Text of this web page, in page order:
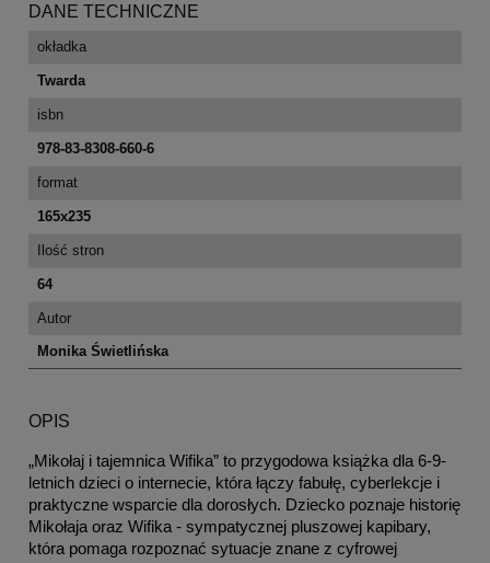
DANE TECHNICZNE
okładka
Twarda
isbn
978-83-8308-660-6
format
165x235
Ilość stron
64
Autor
Monika Świetlińska
OPIS
„Mikołaj i tajemnica Wifika” to przygodowa książka dla 6-9-
letnich dzieci o internecie, która łączy fabułę, cyberlekcje i
praktyczne wsparcie dla dorosłych. Dziecko poznaje historię
Mikołaja oraz Wifika - sympatycznej pluszowej kapibary,
która pomaga rozpoznać sytuacje znane z cyfrowej